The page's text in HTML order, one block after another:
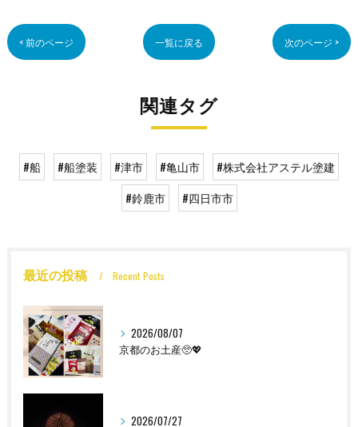
< 前のページ 一覧に戻る 次のページ >
関連タグ
#船 #船塗装 #津市 #亀山市
#株式会社アステル塗建
#鈴鹿市
#四日市市
最近の投稿 Recent Posts
2026/08/07
京都のお土産🥺💖
2026/07/27